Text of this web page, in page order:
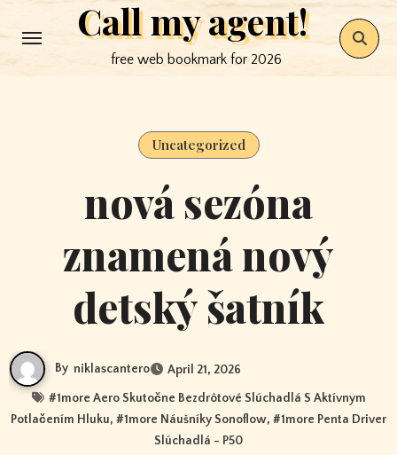
to
Call my agent!
free web bookmark for 2026
Uncategorized
nová sezóna
znamená nový
detský šatník
By niklascantero April 21, 2026
#1more Aero Skutočne Bezdrôtové Slúchadlá S Aktívnym
Potlačením Hluku, #1more Náušníky Sonoflow, #1more Penta Driver
Slúchadlá - P50